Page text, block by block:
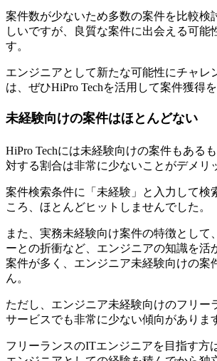
案件数が少ないため多数の案件を比較検
しいですが、良質な案件に出会える可能
す。
エンジニアとして新たな可能性にチャレ
は、ぜひHiPro Techを活用して案件獲得
未経験向けの案件はほとんどない
HiPro Techには未経験向けの案件もある
対する割合は非常に少ないことがデメリ
案件検索条件に「未経験」と入力して検
ころ、ほとんどヒットしませんでした。
また、実務未経験向け案件の特徴として
ーとの折衝など、エンジニアの知識を活
案件が多く、エンジニア未経験向けの案
ん。
ただし、エンジニア未経験向けのフリー
サービスでも非常に少ない傾向がありま
フリーランスのITエンジニアを目指す方